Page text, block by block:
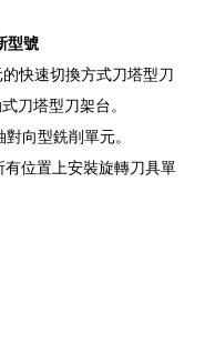
型號
快速切換方式刀塔型刀
刀塔型刀架台。
向型銑削單元。
有位置上安裝旋轉刀具單